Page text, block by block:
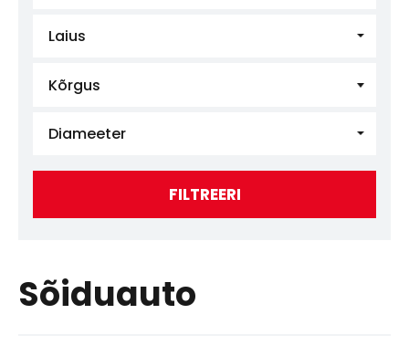
Laius
Kõrgus
Diameeter
FILTREERI
Sõiduauto